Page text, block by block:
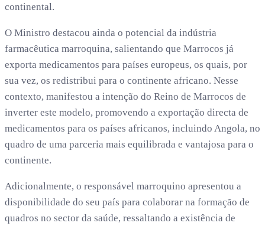
continental.
O Ministro destacou ainda o potencial da indústria
farmacêutica marroquina, salientando que Marrocos já
exporta medicamentos para países europeus, os quais, por
sua vez, os redistribui para o continente africano. Nesse
contexto, manifestou a intenção do Reino de Marrocos de
inverter este modelo, promovendo a exportação directa de
medicamentos para os países africanos, incluindo Angola, no
quadro de uma parceria mais equilibrada e vantajosa para o
continente.
Adicionalmente, o responsável marroquino apresentou a
disponibilidade do seu país para colaborar na formação de
quadros no sector da saúde, ressaltando a existência de